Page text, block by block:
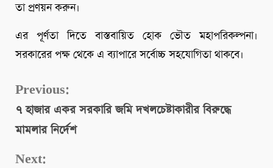
তা প্রণয়ন করুন।
এর পূর্ণতা দিতে বাস্তবায়িত হোক ভৌত মহাপরিকল্পনা।
সরকারের পক্ষ থেকে এ ব্যাপারে সর্বোচ্চ সহযোগিতা থাকবে।
Continue
Reading
Previous:
৭ হাজার একর সরকারি জমি দখলচেষ্টাকারীর বিরুদ্ধে
মামলার নির্দেশ
Next: